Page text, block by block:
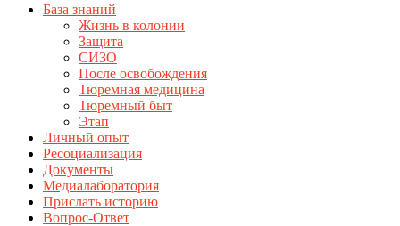
База знаний
Жизнь в колонии
Защита
СИЗО
После освобождения
Тюремная медицина
Тюремный быт
Этап
Личный опыт
Ресоциализация
Документы
Медиалаборатория
Прислать историю
Вопрос-Ответ